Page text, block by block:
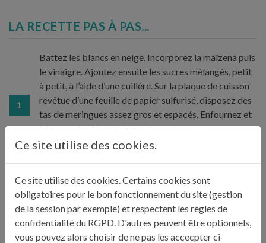
LA RECETTE PAS À PAS...
1
Battez les blancs en neige. Incorporez la maïzena puis
le vinaigre. Ajoutez ensuite les sucres mélangés, petit
à petit, à l’aide d’une cuillère. Sur la plaque de cuisson
revêtue d’une feuille de papier sulfurisé, disposez des
tas de meringues assez gros et espacés. Enfournez et
laissez cuire 2 h à 100°C. Laissez les meringues
refroidir dans le four.
2
Pendant ce temps, préparez le nappage au chocolat :
faites fondre le chocolat au bain marie, ajoutez la
crème liquide. Le mélange doit refroidir mais rester
souple.
Ce site utilise des cookies.
Ce site utilise des cookies. Certains cookies sont
obligatoires pour le bon fonctionnement du site (gestion
de la session par exemple) et respectent les règles de
confidentialité du RGPD. D'autres peuvent être optionnels,
vous pouvez alors choisir de ne pas les accecpter ci-